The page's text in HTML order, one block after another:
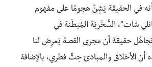
أنه في الحقيقة يَشِنّ هجومًا على مفهوم
شات”، السُّخْريَة المُبطَنة في
حقيقة أن مجرى القصة يَعرِض لنا
أن الأخلاق والمبادئ حِثّ فطري، بالإضافة